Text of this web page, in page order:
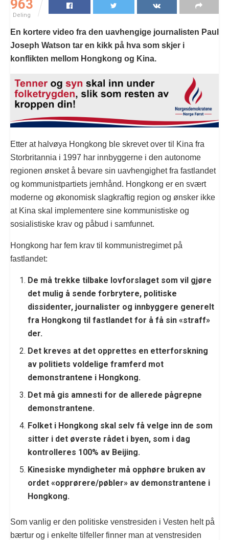
963
Deling
En kortere video fra den uavhengige journalisten Paul
Joseph Watson tar en kikk på hva som skjer i
konflikten mellom Hongkong og Kina.
Etter at halvøya Hongkong ble skrevet over til Kina fra
Storbritannia i 1997 har innbyggerne i den autonome
regionen ønsket å bevare sin uavhengighet fra fastlandet
og kommunistpartiets jernhånd. Hongkong er en svært
moderne og økonomisk slagkraftig region og ønsker ikke
at Kina skal implementere sine kommunistiske og
sosialistiske krav og påbud i samfunnet.
Hongkong har fem krav til kommunistregimet på
fastlandet:
De må trekke tilbake lovforslaget som vil gjøre
det mulig å sende forbrytere, politiske
dissidenter, journalister og innbyggere generelt
fra Hongkong til fastlandet for å få sin «straff»
der.
Det kreves at det opprettes en etterforskning
av politiets voldelige framferd mot
demonstrantene i Hongkong.
Det må gis amnesti for de allerede pågrepne
demonstrantene.
Folket i Hongkong skal selv få velge inn de som
sitter i det øverste rådet i byen, som i dag
kontrolleres 100% av Beijing.
Kinesiske myndigheter må opphøre bruken av
ordet «opprørere/pøbler» av demonstrantene i
Hongkong.
Som vanlig er den politiske venstresiden i Vesten helt på
bærtur og i enkelte tilfeller finner man at venstresiden